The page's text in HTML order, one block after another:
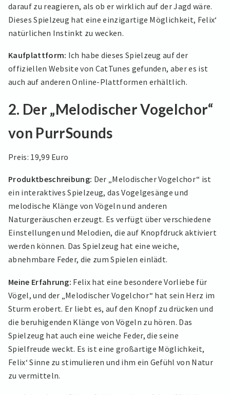
darauf zu reagieren, als ob er wirklich auf der Jagd wäre.
Dieses Spielzeug hat eine einzigartige Möglichkeit, Felix‘
natürlichen Instinkt zu wecken.
Kaufplattform: Ich habe dieses Spielzeug auf der
offiziellen Website von CatTunes gefunden, aber es ist
auch auf anderen Online-Plattformen erhältlich.
2. Der „Melodischer Vogelchor“
von PurrSounds
Preis: 19,99 Euro
Produktbeschreibung: Der „Melodischer Vogelchor“ ist
ein interaktives Spielzeug, das Vogelgesänge und
melodische Klänge von Vögeln und anderen
Naturgeräuschen erzeugt. Es verfügt über verschiedene
Einstellungen und Melodien, die auf Knopfdruck aktiviert
werden können. Das Spielzeug hat eine weiche,
abnehmbare Feder, die zum Spielen einlädt.
Meine Erfahrung: Felix hat eine besondere Vorliebe für
Vögel, und der „Melodischer Vogelchor“ hat sein Herz im
Sturm erobert. Er liebt es, auf den Knopf zu drücken und
die beruhigenden Klänge von Vögeln zu hören. Das
Spielzeug hat auch eine weiche Feder, die seine
Spielfreude weckt. Es ist eine großartige Möglichkeit,
Felix‘ Sinne zu stimulieren und ihm ein Gefühl von Natur
zu vermitteln.